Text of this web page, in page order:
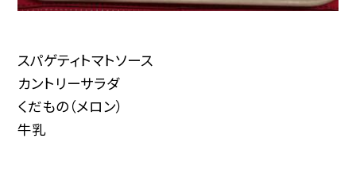
スパゲティトマトソース
カントリーサラダ
くだもの（メロン）
牛乳